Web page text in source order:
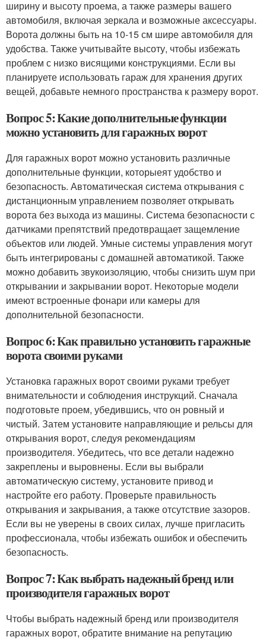
ширину и высоту проема, а также размеры вашего
автомобиля, включая зеркала и возможные аксессуары.
Ворота должны быть на 10-15 см шире автомобиля для
удобства. Также учитывайте высоту, чтобы избежать
проблем с низко висящими конструкциями. Если вы
планируете использовать гараж для хранения других
вещей, добавьте немного пространства к размеру ворот.
Вопрос 5: Какие дополнительные функции
можно установить для гаражных ворот
Для гаражных ворот можно установить различные
дополнительные функции, которыеят удобство и
безопасность. Автоматическая система открывания с
дистанционным управлением позволяет открывать
ворота без выхода из машины. Система безопасности с
датчиками препятствий предотвращает защемление
объектов или людей. Умные системы управления могут
быть интегрированы с домашней автоматикой. Также
можно добавить звукоизоляцию, чтобы снизить шум при
открывании и закрывании ворот. Некоторые модели
имеют встроенные фонари или камеры для
дополнительной безопасности.
Вопрос 6: Как правильно установить гаражные
ворота своими руками
Установка гаражных ворот своими руками требует
внимательности и соблюдения инструкций. Сначала
подготовьте проем, убедившись, что он ровный и
чистый. Затем установите направляющие и рельсы для
открывания ворот, следуя рекомендациям
производителя. Убедитесь, что все детали надежно
закреплены и выровнены. Если вы выбрали
автоматическую систему, установите привод и
настройте его работу. Проверьте правильность
открывания и закрывания, а также отсутствие зазоров.
Если вы не уверены в своих силах, лучше пригласить
профессионала, чтобы избежать ошибок и обеспечить
безопасность.
Вопрос 7: Как выбрать надежный бренд или
производителя гаражных ворот
Чтобы выбрать надежный бренд или производителя
гаражных ворот, обратите внимание на репутацию